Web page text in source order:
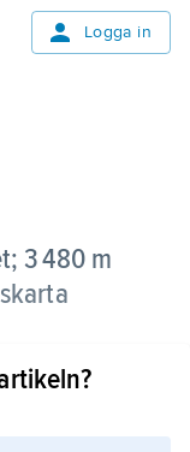
Logga in
3 480 m